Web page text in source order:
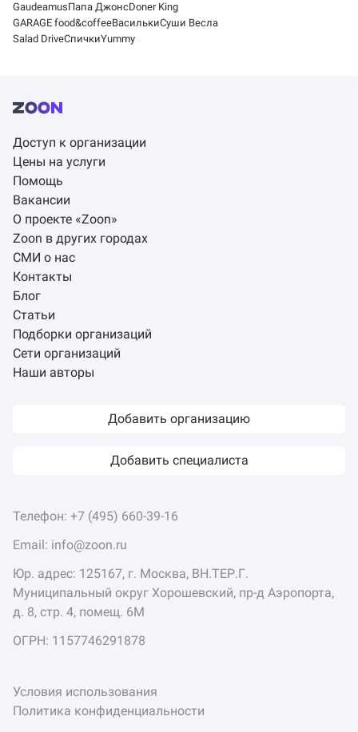
GaudeamusПапа ДжонсDoner King
GARAGE food&coffeeВасилькиСуши Весла
Salad DriveСпичкиYummy
Доступ к организации
Цены на услуги
Помощь
Вакансии
О проекте «Zoon»
Zoon в других городах
СМИ о нас
Контакты
Блог
Статьи
Подборки организаций
Сети организаций
Наши авторы
Добавить организацию
Добавить специалиста
Телефон: +7 (495) 660-39-16
Email: info@zoon.ru
Юр. адрес: 125167, г. Москва, ВН.ТЕР.Г.
Муниципальный округ Хорошевский, пр-д Аэропорта,
д. 8, стр. 4, помещ. 6М
ОГРН: 1157746291878
Условия использования
Политика конфиденциальности